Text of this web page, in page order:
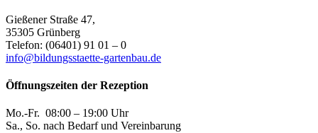
Gießener Straße 47,
35305 Grünberg
Telefon: (06401) 91 01 – 0
info@bildungsstaette-gartenbau.de
Öffnungszeiten der Rezeption
Mo.-Fr. 08:00 – 19:00 Uhr
Sa., So. nach Bedarf und Vereinbarung